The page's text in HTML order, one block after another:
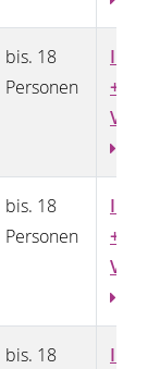
bis. 18
Personen
Infos
+
Video
bis. 18
Personen
Infos
+
Video
bis. 18
Infos